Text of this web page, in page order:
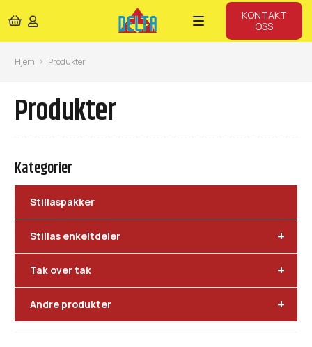
KONTAKT
OSS
Hjem Produkter
Produkter
Kategorier
Stillaspakker
+
Stillas enkeltdeler
+
Tak over tak
+
Andre produkter